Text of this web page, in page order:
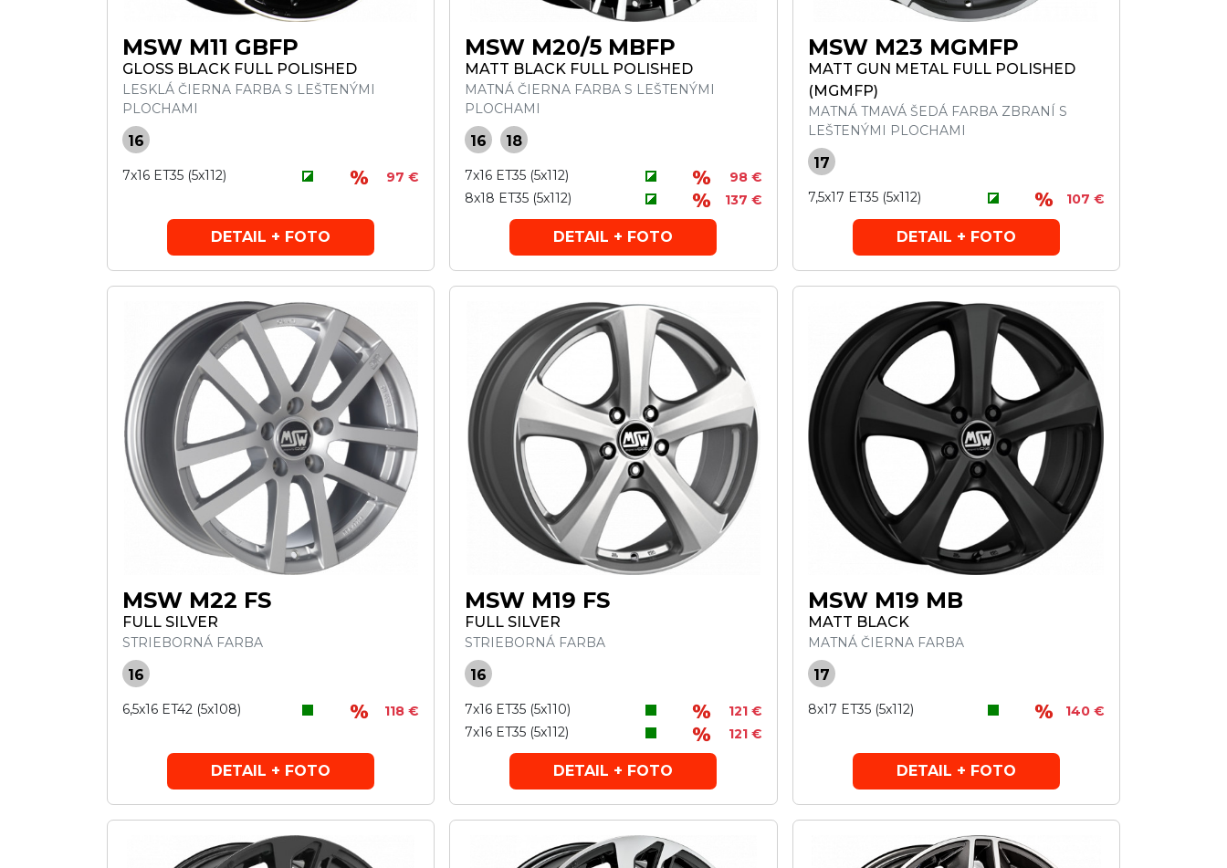
MSW M11 GBFP
GLOSS BLACK FULL POLISHED
LESKLÁ ČIERNA FARBA S LEŠTENÝMI
PLOCHAMI
16
7x16 ET35 (5x112) 97 €
DETAIL + FOTO
MSW M20/5 MBFP
MATT BLACK FULL POLISHED
MATNÁ ČIERNA FARBA S LEŠTENÝMI
PLOCHAMI
16 18
7x16 ET35 (5x112)
98 €
8x18 ET35 (5x112)
137 €
DETAIL + FOTO
MSW M23 MGMFP
MATT GUN METAL FULL POLISHED
(MGMFP)
MATNÁ TMAVÁ ŠEDÁ FARBA ZBRANÍ S
LEŠTENÝMI PLOCHAMI
17
7,5x17 ET35 (5x112) 107 €
DETAIL + FOTO
MSW M22 FS
FULL SILVER
STRIEBORNÁ FARBA
16
6,5x16 ET42 (5x108) 118 €
DETAIL + FOTO
MSW M19 FS
FULL SILVER
STRIEBORNÁ FARBA
16
7x16 ET35 (5x110)
121 €
7x16 ET35 (5x112)
121 €
DETAIL + FOTO
MSW M19 MB
MATT BLACK
MATNÁ ČIERNA FARBA
17
8x17 ET35 (5x112) 140 €
DETAIL + FOTO